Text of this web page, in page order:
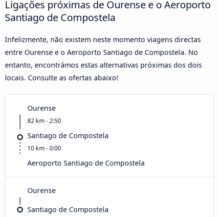
Ligações próximas de Ourense e o Aeroporto
Santiago de Compostela
Infelizmente, não existem neste momento viagens directas
entre Ourense e o Aeroporto Santiago de Compostela. No
entanto, encontrámos estas alternativas próximas dos dois
locais. Consulte as ofertas abaixo!
Ourense
82 km - 2:50
Santiago de Compostela
10 km - 0:00
Aeroporto Santiago de Compostela
Ourense
Santiago de Compostela